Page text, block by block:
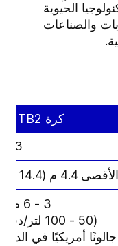
الحيوية
والصناعات
كرة TB2 بوصة
3 - 12 بار (43.5 - 174 رطلًا لكل بوصة مربعة)
م (14.4 قدمًا)
3 - 6 م³/س
(50 - 100 لتر/دقيقة /